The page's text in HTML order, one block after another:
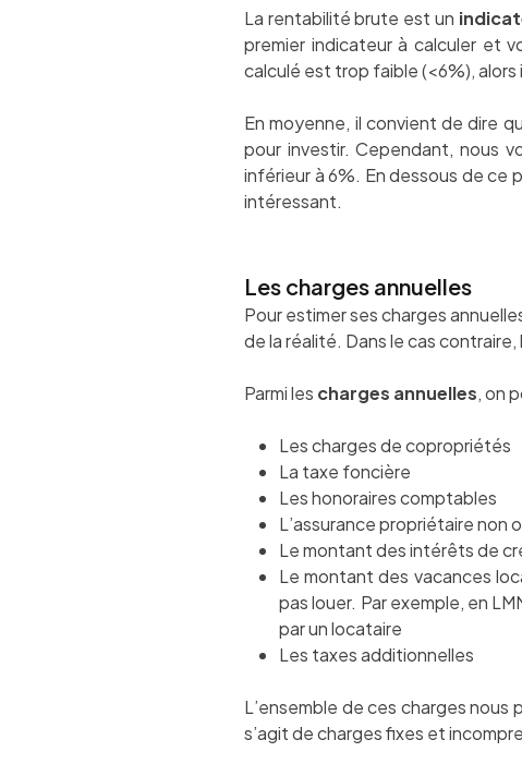
La rentabilité brute est un
premier indicateur à calculer et
calculé est trop faible (<6%),
En moyenne, il convient de dire
pour investir. Cependant, nous
inférieur à 6%. En dessous de ce
intéressant.
Les charges annuelles
Pour estimer ses charges
de la réalité. Dans le cas
Parmi les charges annuelles, on
Les charges de copropriétés
La taxe foncière
Les honoraires comptables
L’assurance propriétaire non
Le montant des intérêts de
Le montant des vacances
pas louer. Par exemple, en
par un locataire
Les taxes additionnelles
L’ensemble de ces charges nous
s’agit de charges fixes et